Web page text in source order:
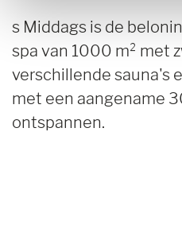
s Middags is de
spa van 1000 m² met
verschillende sauna's
met een aangename
ontspannen.